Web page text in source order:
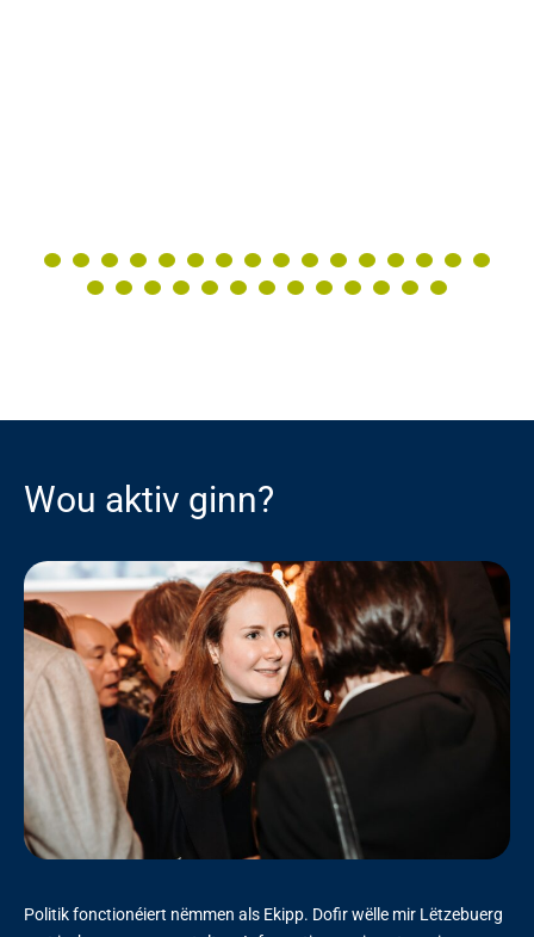
Wou aktiv ginn?
Politik fonctionéiert nëmmen als Ekipp. Dofir wëlle mir Lëtzebuerg